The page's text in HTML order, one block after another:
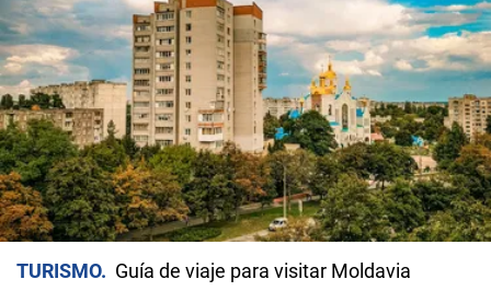
TURISMO Guía de viaje para visitar Moldavia